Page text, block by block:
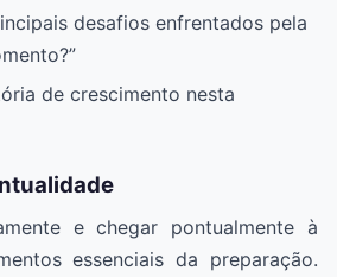
desafios enfrentados pela
de crescimento nesta
e chegar pontualmente à
essenciais da preparação.